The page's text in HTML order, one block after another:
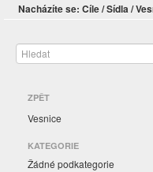
Nacházíte se: Cíle/Sídla/
ZPĚT
Vesnice
KATEGORIE
Žádné podkategorie